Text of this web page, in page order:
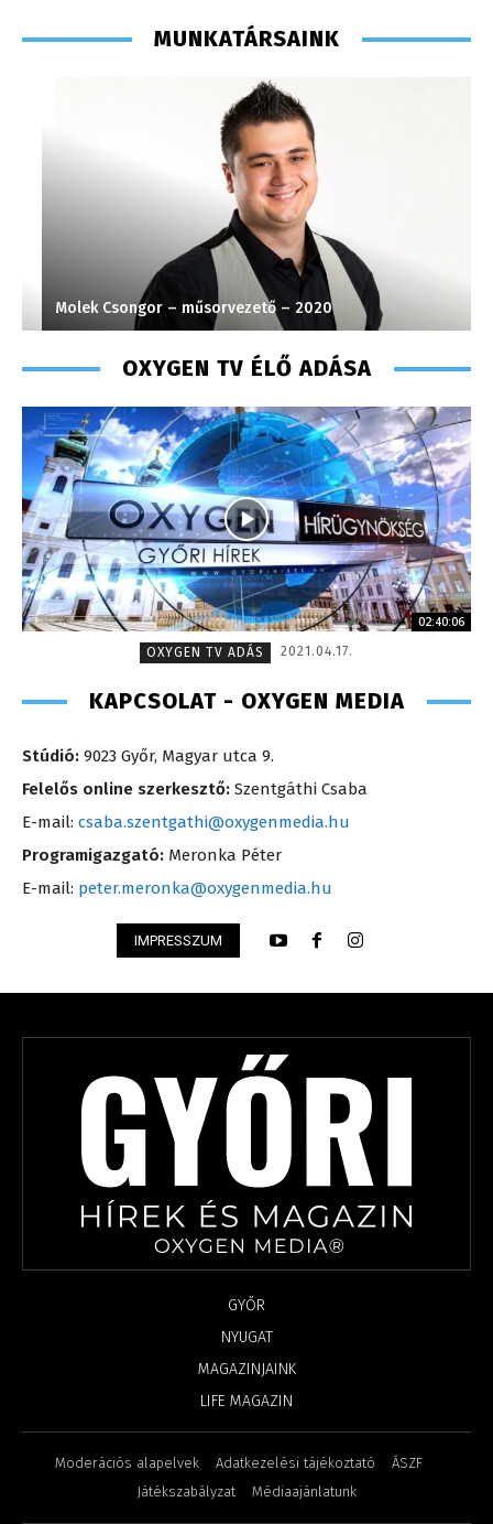
MUNKATÁRSAINK
Molek Csongor – műsorvezető – 2020
OXYGEN TV ÉLŐ ADÁSA
02:40:06
OXYGEN TV ADÁS
2021.04.17.
KAPCSOLAT - OXYGEN MEDIA
Stúdió: 9023 Győr, Magyar utca 9.
Felelős online szerkesztő: Szentgáthi Csaba
E-mail: csaba.szentgathi@oxygenmedia.hu
Programigazgató: Meronka Péter
E-mail: peter.meronka@oxygenmedia.hu
IMPRESSZUM
GYŐR
NYUGAT
MAGAZINJAINK
LIFE MAGAZIN
Moderációs alapelvek Adatkezelési tájékoztató
ÁSZF
Játékszabályzat
Médiaajánlatunk